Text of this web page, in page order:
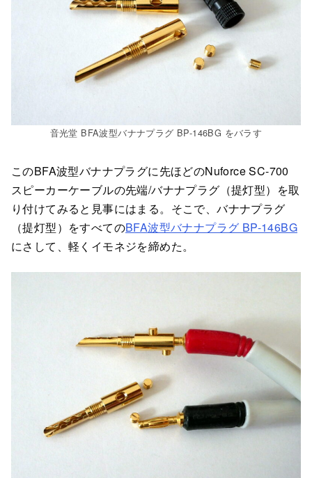
音光堂 BFA波型バナナプラグ BP-146BG をバラす
このBFA波型バナナプラグに先ほどのNuforce SC-700
スピーカーケーブルの先端/バナナプラグ（提灯型）を取
り付けてみると見事にはまる。そこで、バナナプラグ
（提灯型）をすべてのBFA波型バナナプラグ BP-146BG
にさして、軽くイモネジを締めた。